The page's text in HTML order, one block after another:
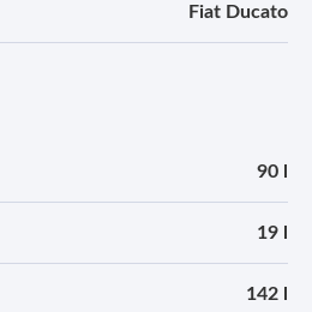
Fiat Ducato
90 l
19 l
142 l